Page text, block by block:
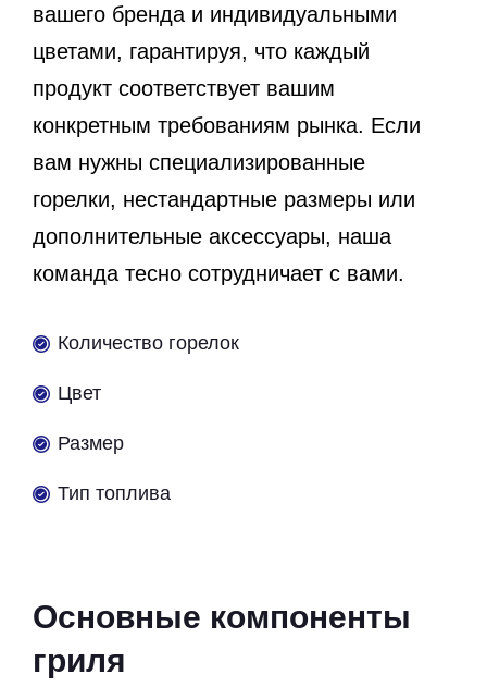
вашего бренда и индивидуальными
цветами, гарантируя, что каждый
продукт соответствует вашим
конкретным требованиям рынка. Если
вам нужны специализированные
горелки, нестандартные размеры или
дополнительные аксессуары, наша
команда тесно сотрудничает с вами.
Количество горелок
Цвет
Размер
Тип топлива
Основные компоненты
гриля